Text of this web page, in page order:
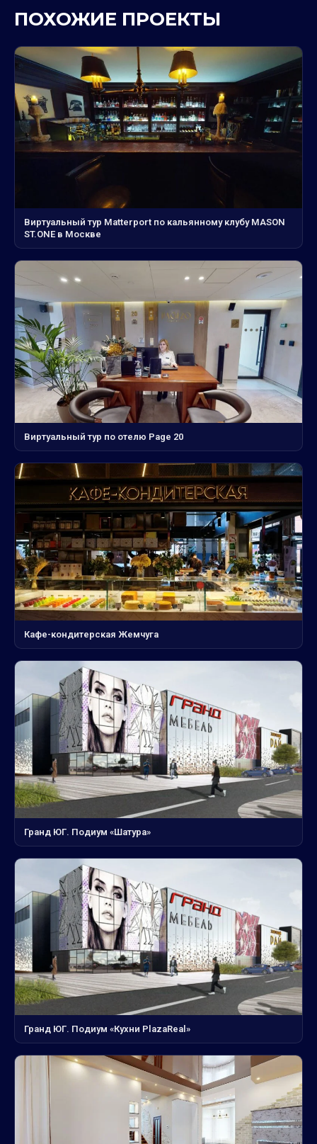
ПОХОЖИЕ ПРОЕКТЫ
Виртуальный тур Matterport по кальянному клубу MASON
ST.ONE в Москве
Виртуальный тур по отелю Page 20
Кафе-кондитерская Жемчуга
Гранд ЮГ. Подиум «Шатура»
Гранд ЮГ. Подиум «Кухни PlazaReal»